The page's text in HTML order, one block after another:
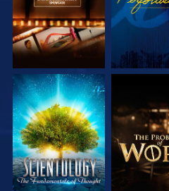
UTFORSKA
SERIEN
UTFORSKA
SERIEN